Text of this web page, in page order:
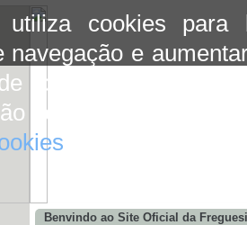
utiliza cookies para
navegação e
cookies basta
consulte a
Benvindo ao Site Oficial da